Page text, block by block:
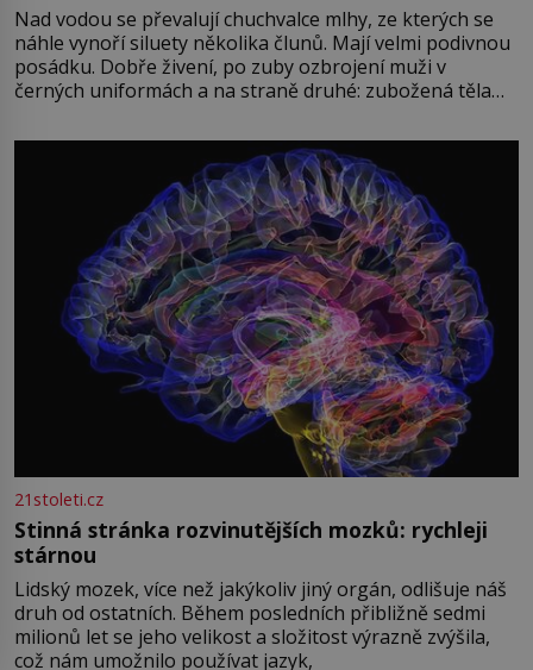
Nad vodou se převalují chuchvalce mlhy, ze kterých se
náhle vynoří siluety několika člunů. Mají velmi podivnou
posádku. Dobře živení, po zuby ozbrojení muži v
černých uniformách a na straně druhé: zubožená těla
přízračná scéna znamená? Je jaro roku 1945, druhá
světová válka se chýlí ke konci. Jezero Stolpsee
21stoleti.cz
Stinná stránka rozvinutějších mozků: rychleji
stárnou
Lidský mozek, více než jakýkoliv jiný orgán, odlišuje náš
druh od ostatních. Během posledních přibližně sedmi
milionů let se jeho velikost a složitost výrazně zvýšila,
což nám umožnilo používat jazyk,